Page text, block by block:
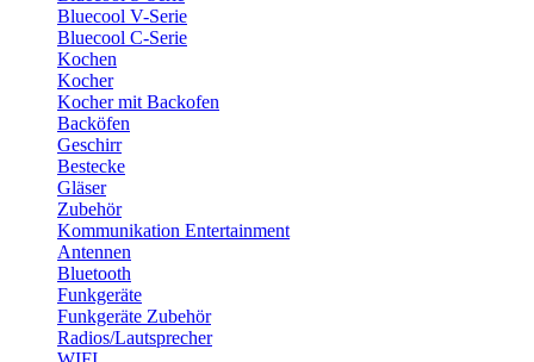
Bluecool V-Serie
Bluecool C-Serie
Kochen
Kocher
Kocher mit Backofen
Backöfen
Geschirr
Bestecke
Gläser
Zubehör
Kommunikation Entertainment
Antennen
Bluetooth
Funkgeräte
Funkgeräte Zubehör
Radios/Lautsprecher